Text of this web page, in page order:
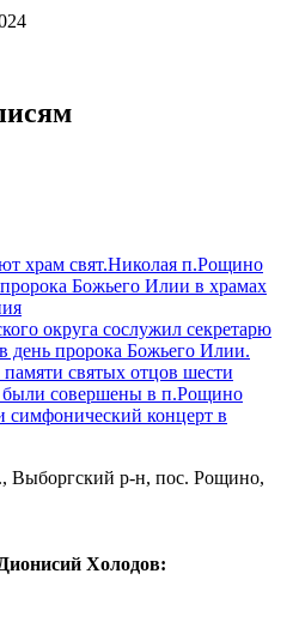
храм свят.Николая п.Рощино
Божьего Илии в храмах
округа сослужил секретарю
день пророка Божьего Илии.
святых отцов шести
были совершены в п.Рощино
концерт в
Выборгский р-н, пос. Рощино,
Холодов: